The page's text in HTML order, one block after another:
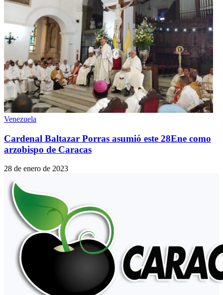
Venezuela
Cardenal Baltazar Porras asumió este 28Ene como
arzobispo de Caracas
28 de enero de 2023